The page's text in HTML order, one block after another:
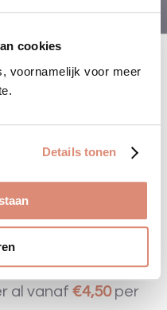
cookies
voornamelijk voor meer
Details tonen
samen: jij
tegen
wil
al vanaf €4,50per